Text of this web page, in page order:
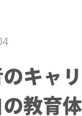
のキャ
教育